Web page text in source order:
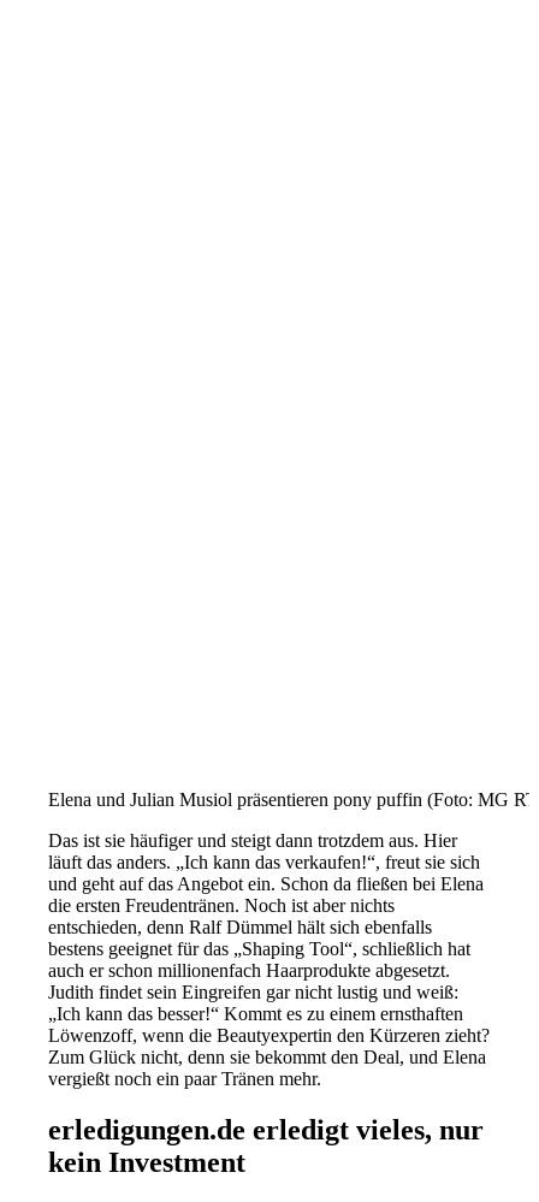
Elena und Julian Musiol präsentieren pony puffin (Foto: MG
Das ist sie häufiger und steigt dann trotzdem aus. Hier
läuft das anders. „Ich kann das verkaufen!“, freut sie sich
und geht auf das Angebot ein. Schon da fließen bei Elena
die ersten Freudentränen. Noch ist aber nichts
entschieden, denn Ralf Dümmel hält sich ebenfalls
bestens geeignet für das „Shaping Tool“, schließlich hat
auch er schon millionenfach Haarprodukte abgesetzt.
Judith findet sein Eingreifen gar nicht lustig und weiß:
„Ich kann das besser!“ Kommt es zu einem ernsthaften
Löwenzoff, wenn die Beautyexpertin den Kürzeren zieht?
Zum Glück nicht, denn sie bekommt den Deal, und Elena
vergießt noch ein paar Tränen mehr.
erledigungen.de erledigt vieles, nur
kein Investment